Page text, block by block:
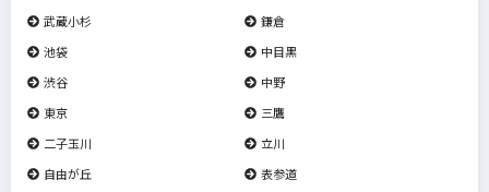
武蔵小杉
鎌倉
池袋
中目黒
渋谷
中野
東京
三鷹
二子玉川
立川
自由が丘
表参道